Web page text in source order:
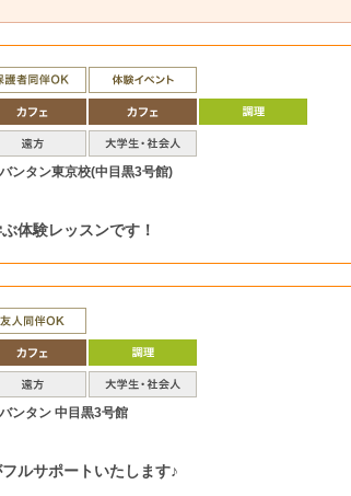
ンタン東京校(中目黒3号館)
体験レッスンです！
ンタン 中目黒3号館
ルサポートいたします♪